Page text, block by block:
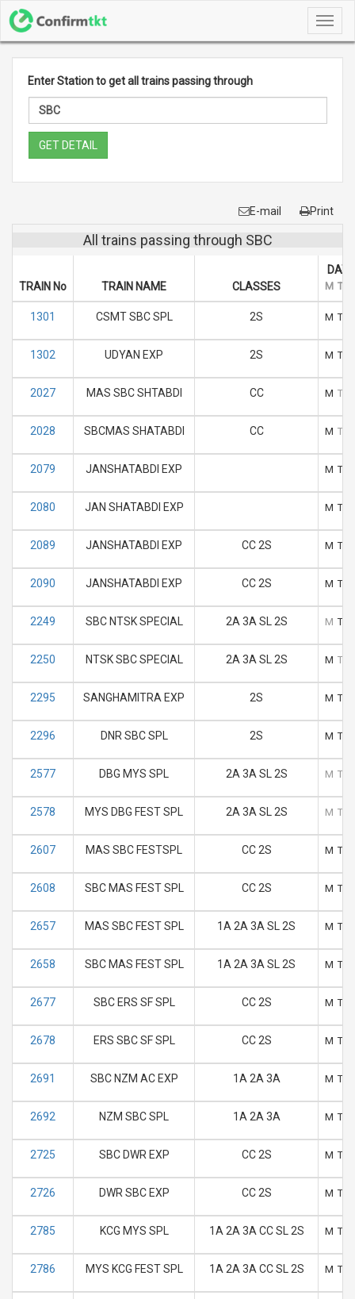
Enter Station to get all trains passing through
GET DETAIL
E-mail Print
All trains passing through SBC
TRAIN No TRAIN NAME CLASSES M T
1301 CSMT SBC SPL 2S M T
1302 UDYAN EXP 2S M T
2027 MAS SBC SHTABDI CC M T
2028 SBCMAS SHATABDI CC M T
2079 JANSHATABDI EXP M T
2080 JAN SHATABDI EXP M T
2089 JANSHATABDI EXP CC 2S M T
2090 JANSHATABDI EXP CC 2S M T
2249 SBC NTSK SPECIAL 2A 3A SL 2S M T
2250 NTSK SBC SPECIAL 2A 3A SL 2S M T
2295 SANGHAMITRA EXP 2S M T
2296 DNR SBC SPL 2S M T
2577 DBG MYS SPL 2A 3A SL 2S M T
2578 MYS DBG FEST SPL 2A 3A SL 2S M T
2607 MAS SBC FESTSPL CC 2S M T
2608 SBC MAS FEST SPL CC 2S M T
2657 MAS SBC FEST SPL 1A 2A 3A SL 2S M T
2658 SBC MAS FEST SPL 1A 2A 3A SL 2S M T
2677 SBC ERS SF SPL CC 2S M T
2678 ERS SBC SF SPL CC 2S M T
2691 SBC NZM AC EXP 1A 2A 3A M T
2692 NZM SBC SPL 1A 2A 3A M T
2725 SBC DWR EXP CC 2S M T
2726 DWR SBC EXP CC 2S M T
2785 KCG MYS SPL 1A 2A 3A CC SL 2S M T
2786 MYS KCG FEST SPL 1A 2A 3A CC SL 2S M T